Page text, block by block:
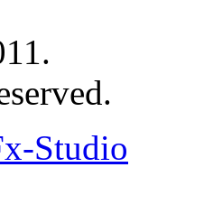
Studio